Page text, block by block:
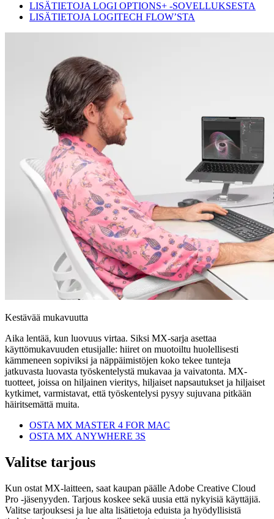
LISÄTIETOJA LOGI OPTIONS+ -SOVELLUKSESTA
LISÄTIETOJA LOGITECH FLOW’STA
Kestävää mukavuutta
Aika lentää, kun luovuus virtaa. Siksi MX-sarja asettaa
käyttömukavuuden etusijalle: hiiret on muotoiltu huolellisesti
kämmeneen sopiviksi ja näppäimistöjen koko tekee tunteja
jatkuvasta luovasta työskentelystä mukavaa ja vaivatonta. MX-
tuotteet, joissa on hiljainen vieritys, hiljaiset napsautukset ja hiljaiset
kytkimet, varmistavat, että työskentelysi pysyy sujuvana pitkään
häiritsemättä muita.
OSTA MX MASTER 4 FOR MAC
OSTA MX ANYWHERE 3S
Valitse tarjous
Kun ostat MX-laitteen, saat kaupan päälle Adobe Creative Cloud
Pro ‑jäsenyyden. Tarjous koskee sekä uusia että nykyisiä käyttäjiä.
Valitse tarjouksesi ja lue alta lisätietoja eduista ja hyödyllisistä